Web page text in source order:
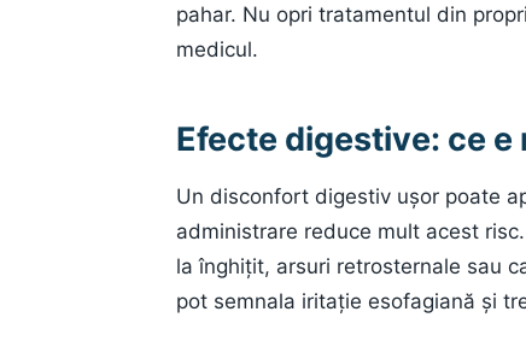
pahar. Nu opri tratamentul din
medicul.
Efecte digestive: ce e
Un disconfort digestiv ușor poate
administrare reduce mult acest risc.
la înghițit, arsuri retrosternale sau
pot semnala iritație esofagiană și